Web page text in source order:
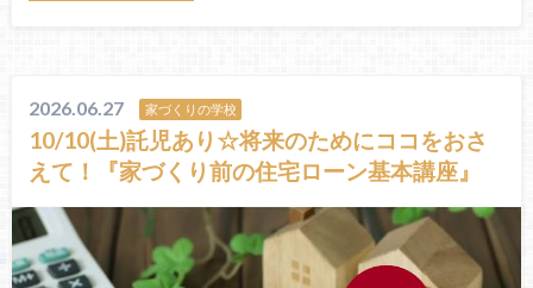
2026.06.27 家づくりの学校
10/10(土)託児あり☆将来のためにココをおさ
えて！『家づくり前の住宅ローン基本講座』